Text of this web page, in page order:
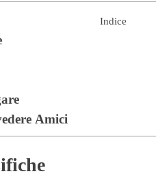
Indice
Amici